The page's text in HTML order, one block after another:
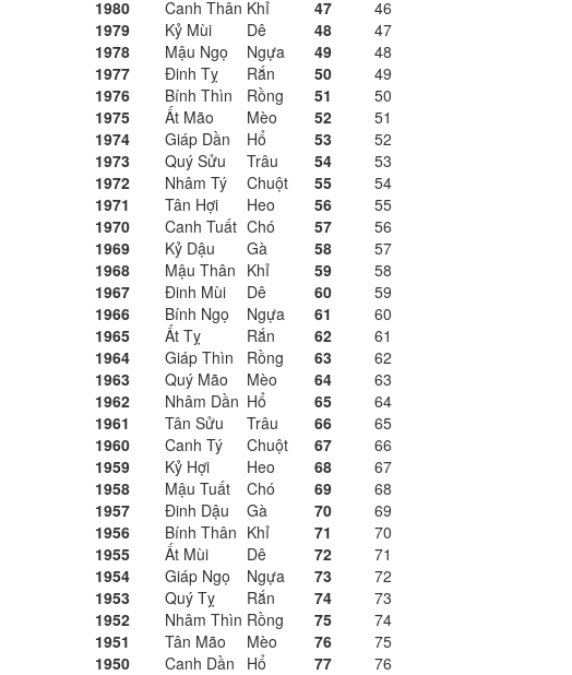
1980
Canh Thân Khỉ 47
46
1979
Kỷ Mùi Dê 48
47
1978
Mậu Ngọ Ngựa 49
48
1977
Đinh Tỵ Rắn 50
49
1976
Bính Thìn Rồng 51
50
1975
Ất Mão Mèo 52
51
1974
Giáp Dần Hổ 53
52
1973
Quý Sửu Trâu 54
53
1972
Nhâm Tý Chuột 55
54
1971
Tân Hợi Heo 56
55
1970
Canh Tuất Chó 57
56
1969
Kỷ Dậu Gà 58
57
1968
Mậu Thân Khỉ 59
58
1967
Đinh Mùi Dê 60
59
1966
Bính Ngọ Ngựa 61
60
1965
Ất Tỵ Rắn 62
61
1964
Giáp Thìn Rồng 63
62
1963
Quý Mão Mèo 64
63
1962
Nhâm Dần Hổ 65
64
1961
Tân Sửu Trâu 66
65
1960
Canh Tý Chuột 67
66
1959
Kỷ Hợi Heo 68
67
1958
Mậu Tuất Chó 69
68
1957
Đinh Dậu Gà 70
69
1956
Bính Thân Khỉ 71
70
1955
Ất Mùi Dê 72
71
1954
Giáp Ngọ Ngựa 73
72
1953
Quý Tỵ Rắn 74
73
1952
Nhâm Thìn Rồng 75
74
1951
Tân Mão Mèo 76
75
1950
Canh Dần Hổ 77 76